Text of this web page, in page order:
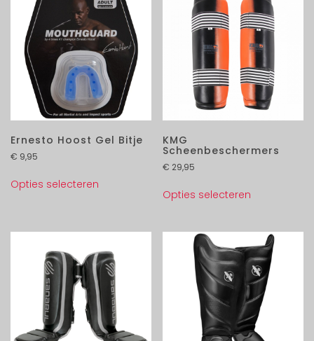
Ernesto Hoost Gel Bitje
€ 9,95
Opties selecteren
KMG
Scheenbeschermers
€ 29,95
Opties selecteren